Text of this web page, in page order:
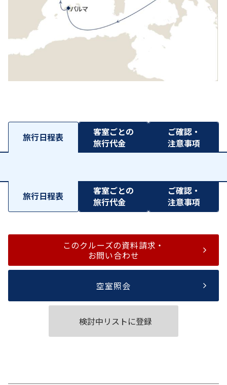
旅行日程表
客室ごとの
旅行代金
ご確認・
注意事項
旅行日程表
客室ごとの
旅行代金
ご確認・
注意事項
このクルーズの資料請求・
お問い合わせ
空室照会
検討中リストに登録